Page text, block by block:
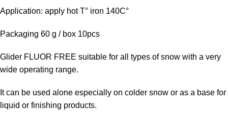
Application: apply hot T° iron 140C°
Packaging 60 g / box 10pcs
Glider FLUOR FREE suitable for all types of snow with a very
wide operating range.
It can be used alone especially on colder snow or as a base for
liquid or finishing products.